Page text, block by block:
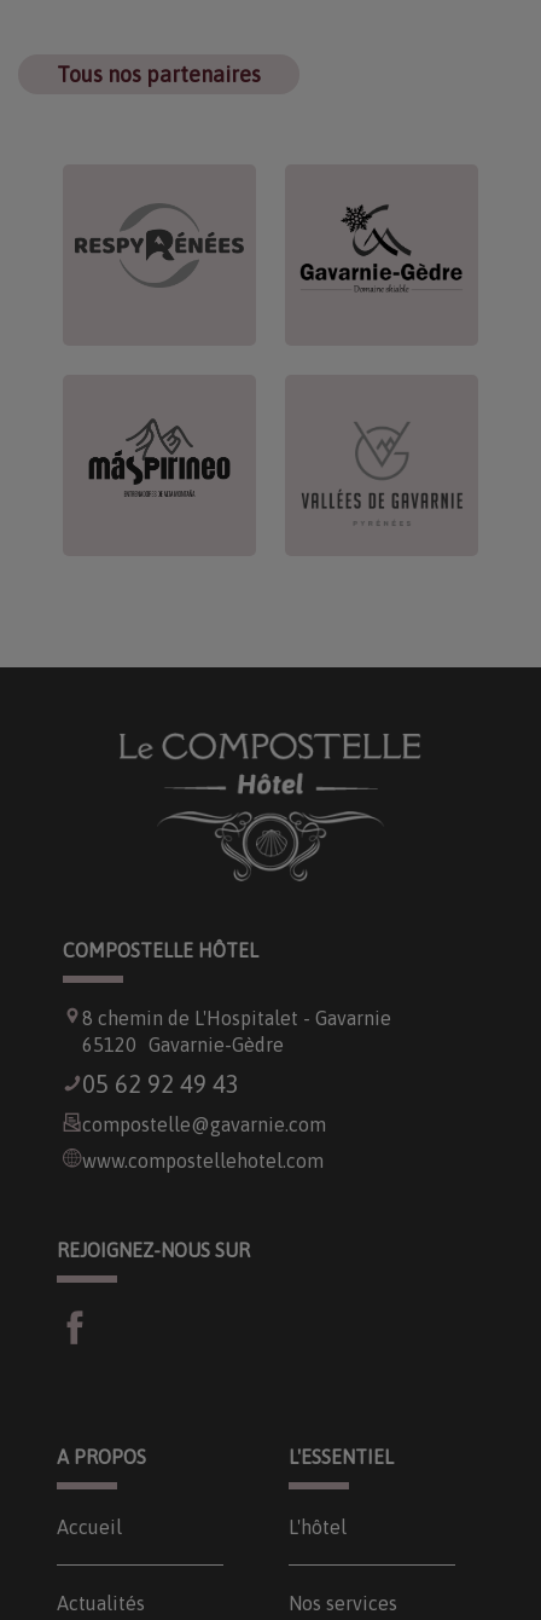
Tous nos partenaires
COMPOSTELLE HÔTEL
8 chemin de L'Hospitalet - Gavarnie
65120
Gavarnie-Gèdre
05 62 92 49 43
compostelle@gavarnie.com
www.compostellehotel.com
REJOIGNEZ-NOUS SUR
A PROPOS
Accueil
Actualités
L'ESSENTIEL
L'hôtel
Nos services